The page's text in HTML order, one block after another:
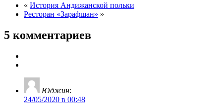
« История Андижанской польки
Ресторан «Зарафшан» »
5 комментариев
Юджин:
24/05/2020 в 00:48